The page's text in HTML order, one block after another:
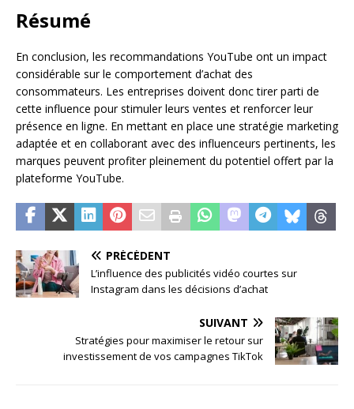
Résumé
En conclusion, les recommandations YouTube ont un impact
considérable sur le comportement d’achat des
consommateurs. Les entreprises doivent donc tirer parti de
cette influence pour stimuler leurs ventes et renforcer leur
présence en ligne. En mettant en place une stratégie marketing
adaptée et en collaborant avec des influenceurs pertinents, les
marques peuvent profiter pleinement du potentiel offert par la
plateforme YouTube.
PRÉCÉDENT
L’influence des publicités vidéo courtes sur
Instagram dans les décisions d’achat
SUIVANT
Stratégies pour maximiser le retour sur
investissement de vos campagnes TikTok